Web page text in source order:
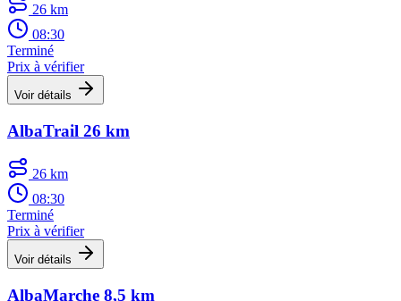
26 km
08:30
Terminé
Prix à vérifier
Voir détails
AlbaTrail 26 km
26 km
08:30
Terminé
Prix à vérifier
Voir détails
AlbaMarche 8,5 km